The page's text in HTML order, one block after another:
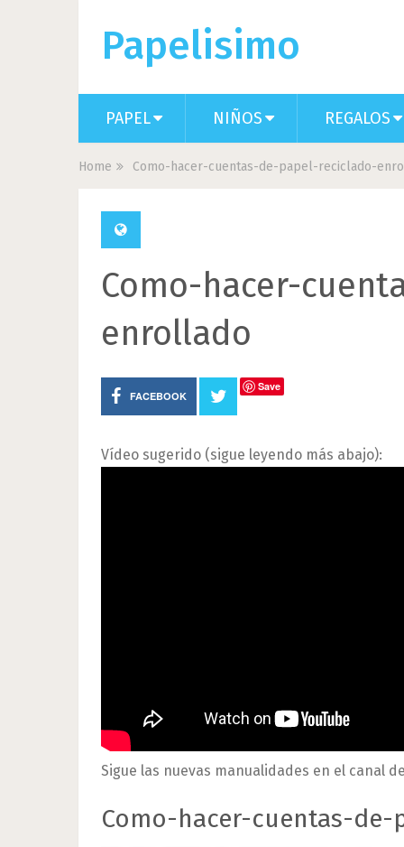
Papelisimo
PAPEL NIÑOS REGALOS
Home Como-hacer-cuentas-de-papel-reciclado-
Como-hacer-
enrollado
FACEBOOK
Save
Vídeo sugerido (sigue leyendo más abajo):
Sigue las nuevas manualidades en el canal
Como-hacer-cuentas-